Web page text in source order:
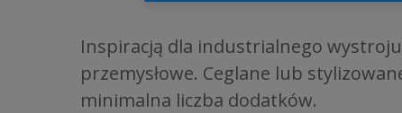
Inspiracją dla industrialnego
przemysłowe. Ceglane lub
minimalna liczba dodatków.